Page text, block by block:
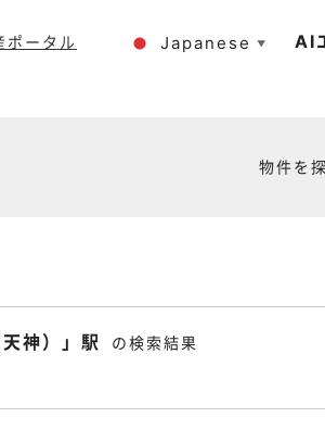
ポータル Japanese ▼ AI
物件を
神）」駅
の検索結果